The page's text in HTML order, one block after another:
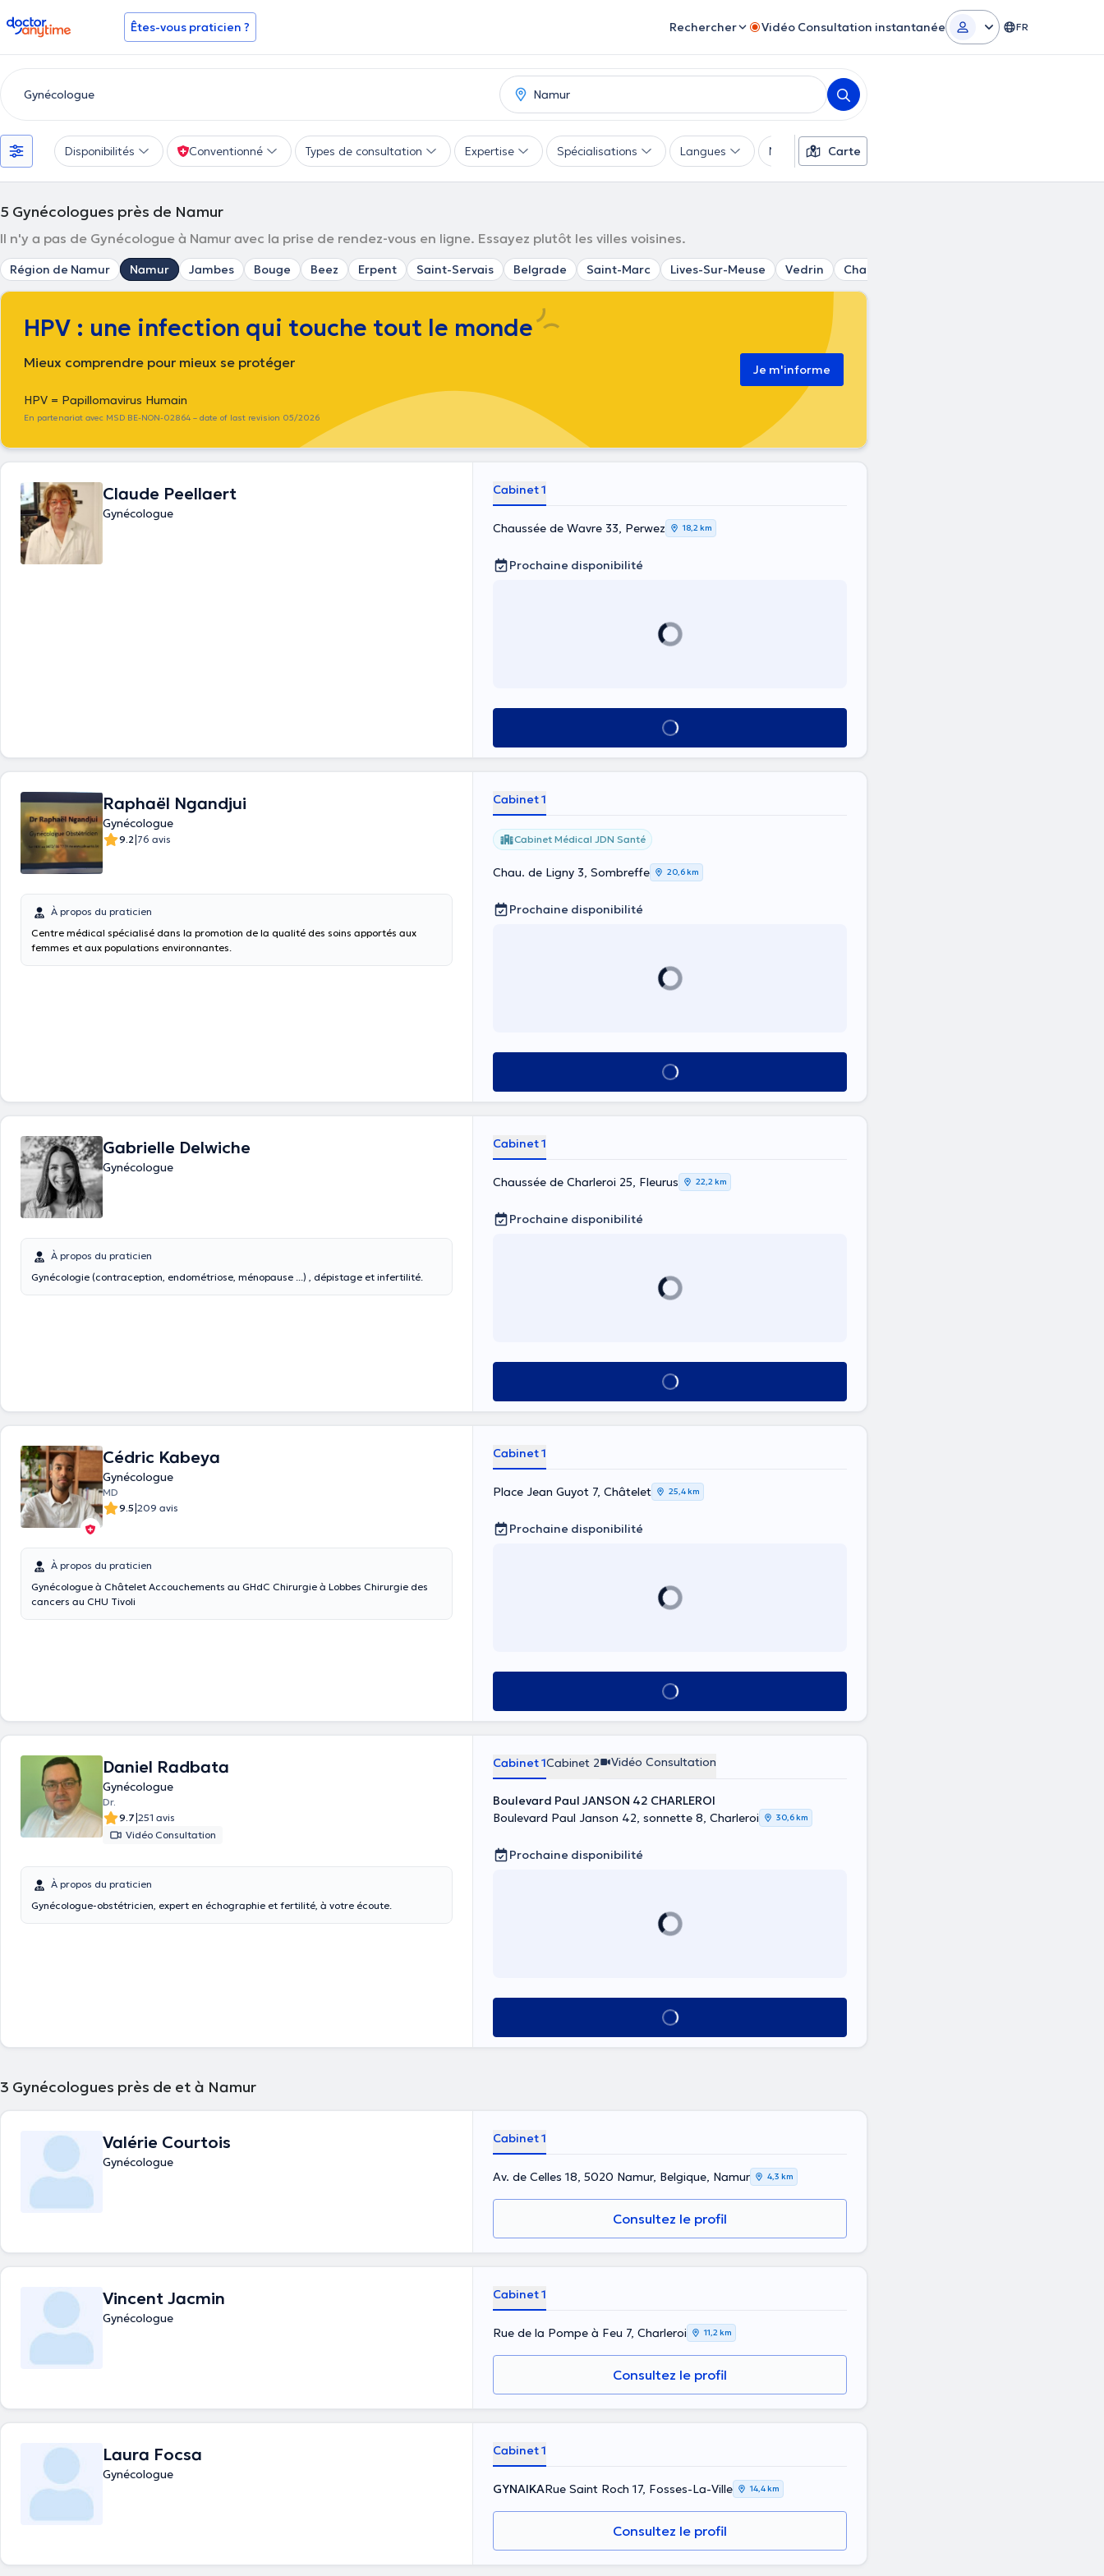
doctoranytime Êtes-vous praticien ? Rechercher Vidéo Consultation instantanée FR
Disponibilités Conventionné Types de consultation Expertise Spécialisations Langues Moyens de paiement
Carte
5 Gynécologues près de Namur
Il n'y a pas de Gynécologue à Namur avec la prise de rendez-vous en ligne. Essayez plutôt les villes voisines.
Région de Namur Namur Jambes Bouge Beez Erpent Saint-Servais Belgrade Saint-Marc Lives-Sur-Meuse Vedrin Champion
HPV : une infection qui touche tout le monde
Mieux comprendre pour mieux se protéger
HPV = Papillomavirus Humain
En partenariat avec MSD BE-NON-02864 – date of last revision 05/2026
Je m'informe
Claude Peellaert
Gynécologue
Cabinet 1
Chaussée de Wavre 33, Perwez 18,2 km
Prochaine disponibilité
Voir tout
Raphaël Ngandjui
Gynécologue
9.2|76 avis
À propos du praticien
Centre médical spécialisé dans la promotion de la qualité des soins apportés aux
femmes et aux populations environnantes.
Cabinet 1
Cabinet Médical JDN Santé
Chau. de Ligny 3, Sombreffe 20,6 km
Prochaine disponibilité
Voir tout
Gabrielle Delwiche
Gynécologue
À propos du praticien
Gynécologie (contraception, endométriose, ménopause ...) , dépistage et infertilité.
Cabinet 1
Chaussée de Charleroi 25, Fleurus 22,2 km
Prochaine disponibilité
Voir tout
Cédric Kabeya
Gynécologue
MD
9.5|209 avis
À propos du praticien
Gynécologue à Châtelet Accouchements au GHdC Chirurgie à Lobbes Chirurgie des
cancers au CHU Tivoli
Cabinet 1
Place Jean Guyot 7, Châtelet 25,4 km
Prochaine disponibilité
Voir tout
Daniel Radbata
Gynécologue
Dr.
9.7|251 avis
Vidéo Consultation
À propos du praticien
Gynécologue-obstétricien, expert en échographie et fertilité, à votre écoute.
Cabinet 1Cabinet 2 Vidéo Consultation
Boulevard Paul JANSON 42 CHARLEROI
Boulevard Paul Janson 42, sonnette 8, Charleroi
30,6 km
Prochaine disponibilité
Voir tout
3 Gynécologues près de et à Namur
Valérie Courtois
Gynécologue
Cabinet 1
Av. de Celles 18, 5020 Namur, Belgique, Namur 4,3 km
Consultez le profil
Vincent Jacmin
Gynécologue
Cabinet 1
Rue de la Pompe à Feu 7, Charleroi 11,2 km
Consultez le profil
Laura Focsa
Gynécologue
Cabinet 1
GYNAIKARue Saint Roch 17, Fosses-La-Ville 14,4 km
Consultez le profil